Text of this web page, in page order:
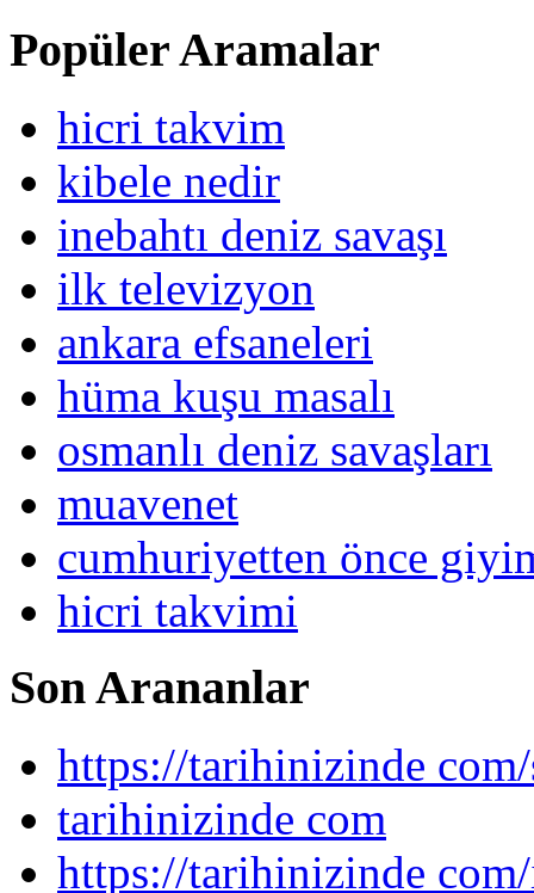
Popüler Aramalar
hicri takvim
kibele nedir
inebahtı deniz savaşı
ilk televizyon
ankara efsaneleri
hüma kuşu masalı
osmanlı deniz savaşları
muavenet
cumhuriyetten önce
hicri takvimi
Son Arananlar
https://tarihinizinde
tarihinizinde com
https://tarihinizinde